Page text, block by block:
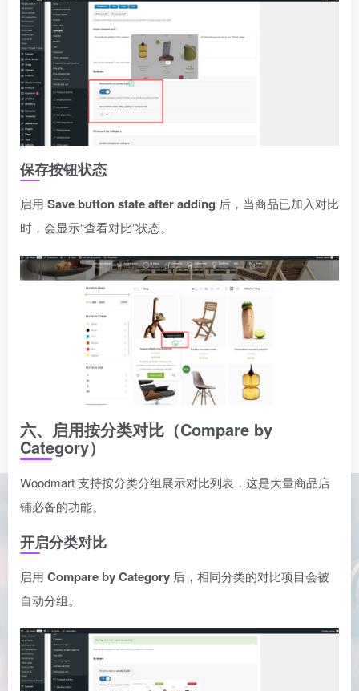
保存按钮状态
启用 Save button state after adding 后，当商品已加入对比
时，会显示“查看对比”状态。
六、启用按分类对比（Compare by
Category）
Woodmart 支持按分类分组展示对比列表，这是大量商品店
铺必备的功能。
开启分类对比
启用 Compare by Category 后，相同分类的对比项目会被
自动分组。